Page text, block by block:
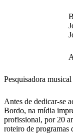
Pesquisadora
Antes de dedicar-se
Bordo, na mídia
profissional, por 20
roteiro de programas